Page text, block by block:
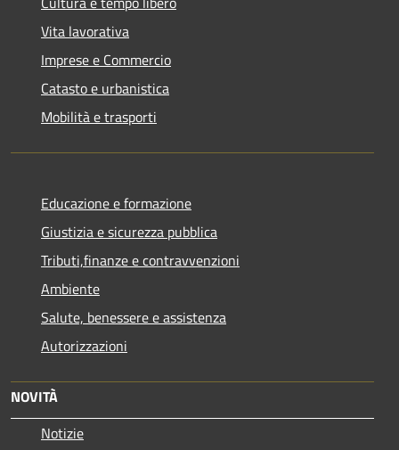
Vita lavorativa
Imprese e Commercio
Catasto e urbanistica
Mobilità e trasporti
Educazione e formazione
Giustizia e sicurezza pubblica
Tributi,finanze e contravvenzioni
Ambiente
Salute, benessere e assistenza
Autorizzazioni
NOVITÀ
Notizie